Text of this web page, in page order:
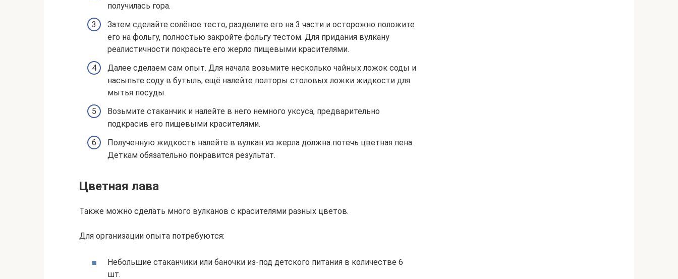
получилась гора.
Затем сделайте солёное тесто, разделите его на 3 части и осторожно положите
его на фольгу, полностью закройте фольгу тестом. Для придания вулкану
реалистичности покрасьте его жерло пищевыми красителями.
Далее сделаем сам опыт. Для начала возьмите несколько чайных ложок соды и
насыпьте соду в бутыль, ещё налейте полторы столовых ложки жидкости для
мытья посуды.
Возьмите стаканчик и налейте в него немного уксуса, предварительно
подкрасив его пищевыми красителями.
Полученную жидкость налейте в вулкан из жерла должна потечь цветная пена.
Деткам обязательно понравится результат.
Цветная лава
Также можно сделать много вулканов с красителями разных цветов.
Для организации опыта потребуются:
Небольшие стаканчики или баночки из-под детского питания в количестве 6
шт.